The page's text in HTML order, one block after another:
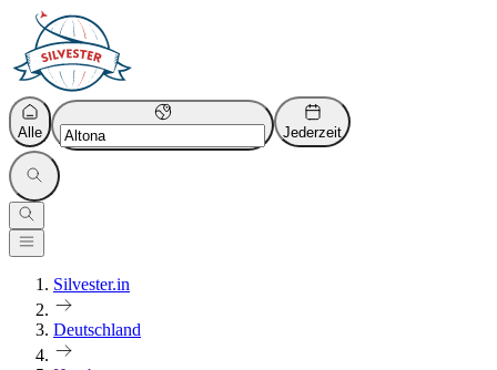
Alle Jederzeit
Silvester.in
Deutschland